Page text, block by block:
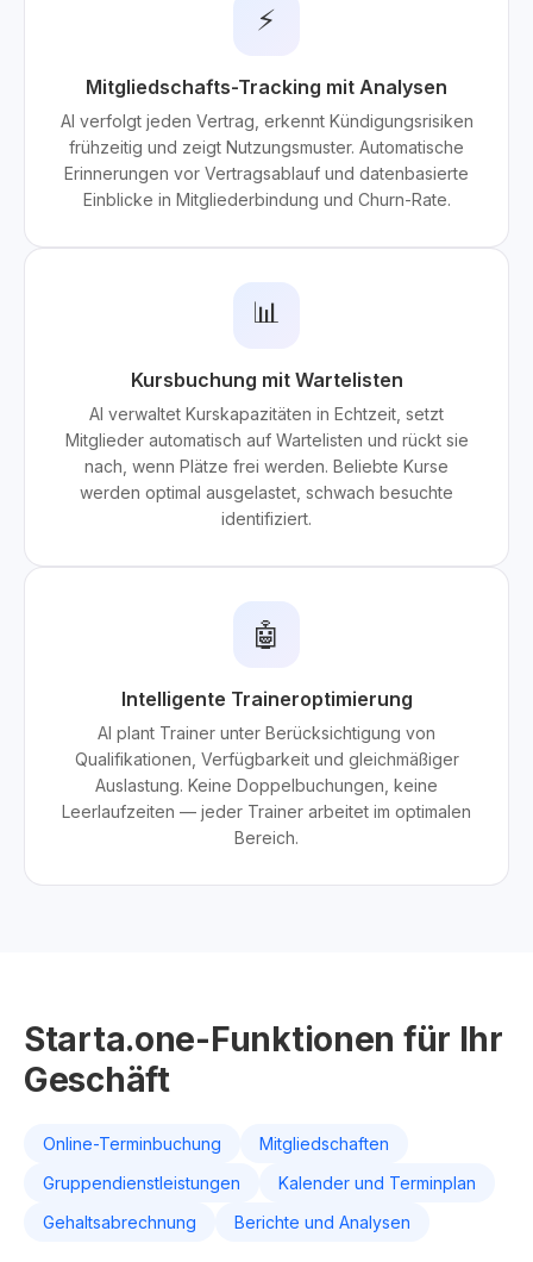
⚡
Mitgliedschafts-Tracking mit Analysen
AI verfolgt jeden Vertrag, erkennt Kündigungsrisiken
frühzeitig und zeigt Nutzungsmuster. Automatische
Erinnerungen vor Vertragsablauf und datenbasierte
Einblicke in Mitgliederbindung und Churn-Rate.
📊
Kursbuchung mit Wartelisten
AI verwaltet Kurskapazitäten in Echtzeit, setzt
Mitglieder automatisch auf Wartelisten und rückt sie
nach, wenn Plätze frei werden. Beliebte Kurse
werden optimal ausgelastet, schwach besuchte
identifiziert.
🤖
Intelligente Traineroptimierung
AI plant Trainer unter Berücksichtigung von
Qualifikationen, Verfügbarkeit und gleichmäßiger
Auslastung. Keine Doppelbuchungen, keine
Leerlaufzeiten — jeder Trainer arbeitet im optimalen
Bereich.
Starta.one-Funktionen für Ihr
Geschäft
Online-Terminbuchung
Mitgliedschaften
Gruppendienstleistungen
Kalender und Terminplan
Gehaltsabrechnung
Berichte und Analysen